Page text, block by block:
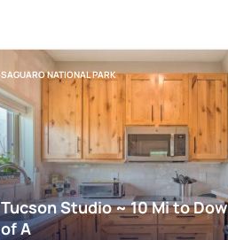
SAGUARO NATIONAL PARK
Tucson Studio ~ 10 Mi to
of A